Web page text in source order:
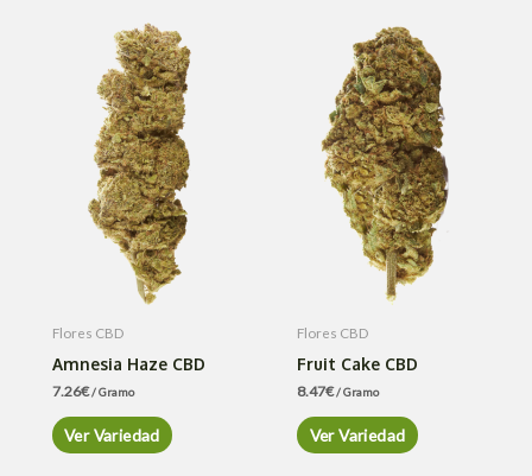
Flores CBD
Amnesia Haze CBD
7.26€/ Gramo
Ver Variedad
Flores CBD
Fruit Cake CBD
8.47€/ Gramo
Ver Variedad